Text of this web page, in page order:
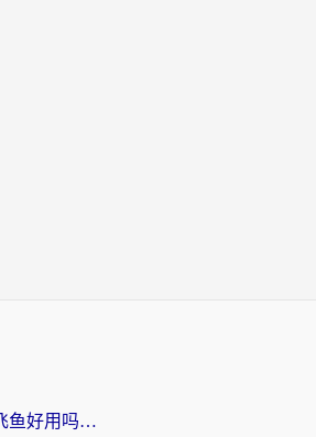
海外党必看：斧牛和飞鱼好用吗？3步选对回国加速器，无缝刷剧玩国服